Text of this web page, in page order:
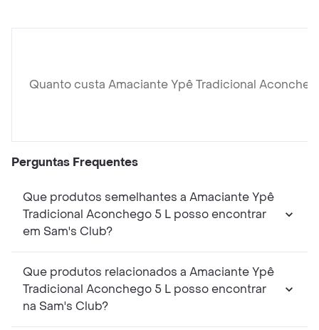
Quanto custa Amaciante Ypê Tradicional
Perguntas Frequentes
Que produtos semelhantes a Amaciante Ypê
Tradicional Aconchego 5 L posso encontrar
em Sam's Club?
Que produtos relacionados a Amaciante Ypê
Tradicional Aconchego 5 L posso encontrar
na Sam's Club?